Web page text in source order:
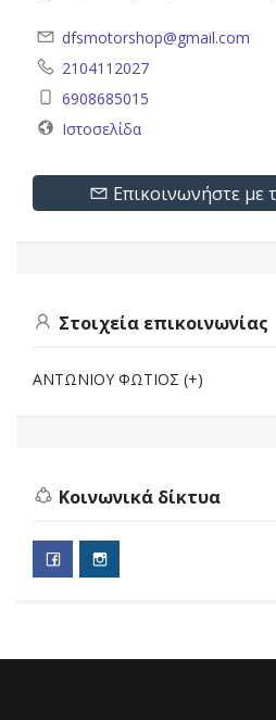
dfsmotorshop@gmail.com
2104112027
6908685015
Ιστοσελίδα
Επικοινωνήστε με
Στοιχεία επικοινωνίας
ΑΝΤΩΝΙΟΥ ΦΩΤΙΟΣ (+)
Κοινωνικά δίκτυα